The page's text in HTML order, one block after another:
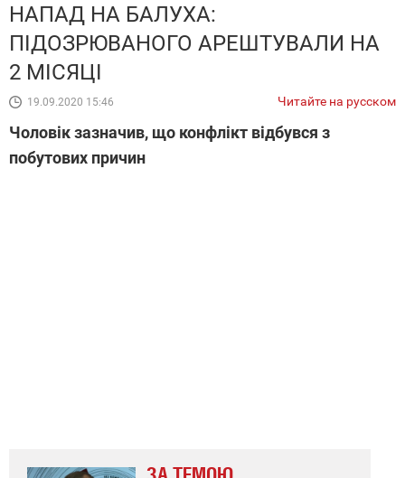
НАПАД НА БАЛУХА:
ПІДОЗРЮВАНОГО АРЕШТУВАЛИ НА
2 МІСЯЦІ
19.09.2020 15:46 Читайте на русском
Чоловік зазначив, що конфлікт відбувся з
побутових причин